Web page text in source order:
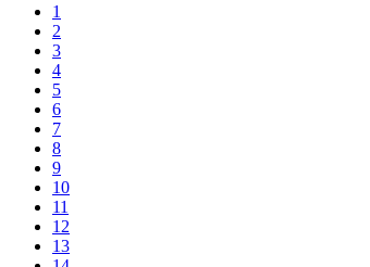
1
2
3
4
5
6
7
8
9
10
11
12
13